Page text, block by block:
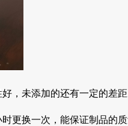
，未添加的还有一定的差距
更换一次，能保证制品的